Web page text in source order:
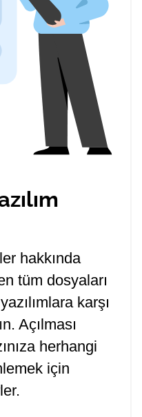
hakkında
tüm dosyaları
karşı
Açılması
herhangi
için